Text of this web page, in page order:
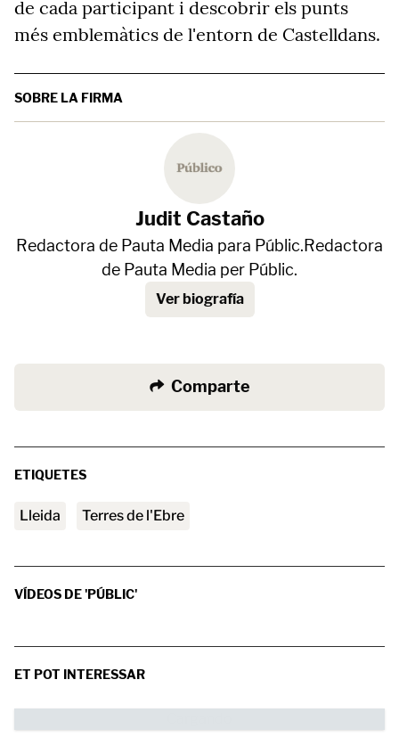
de cada participant i descobrir els punts
més emblemàtics de l'entorn de Castelldans.
SOBRE LA FIRMA
Judit Castaño
Redactora de Pauta Media para Públic.Redactora
de Pauta Media per Públic.
Ver biografía
Comparte
ETIQUETES
Lleida Terres de l'Ebre
VÍDEOS DE 'PÚBLIC'
ET POT INTERESSAR